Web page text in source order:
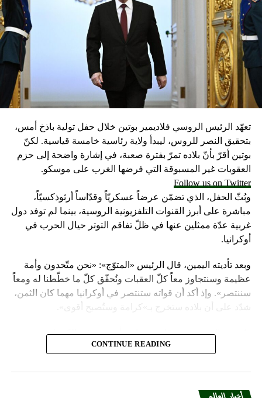
تعهّد الرئيس الروسي فلاديمير بوتين خلال حفل تولية باذخ أمس،
بتحقيق النصر للروس، ليبدأ ولاية رئاسية خامسة قياسية. لكنّ
بوتين أقرّ بأنّ بلاده تمرّ بفترة صعبة، في إشارة واضحة إلى حزم
العقوبات غير المسبوقة التي فرضها الغرب على موسكو.
Follow us on Twitter
وبُثّ الحفل، الذي تضمّن عرضاً عسكريّاً وقدّاساً أرثوذكسيّاً،
مباشرة على أبرز القنوات التلفزيونية الروسية، بينما لم توفد دول
غربية عدّة ممثلين عنها في ظلّ تفاقم التوتر حيال الحرب في
أوكرانيا.
وبعد تأديته اليمين، قال الرئيس «المتوّج»: «نحن متّحدون وأمة
عظيمة وسنتجاوز معاً كلّ العقبات ونُحقّق كلّ ما خطّطنا له ومعاً
سننتصر». وإذ أكد أن قواته ستنتصر في أوكرانيا مهما كان الثمن،
شدّد على أن بلاده ستخرج بـ»كرامة وستُصبح أقوى».
واعتبر «القيصر» من قاعة «سانت أندروز» في الكرملين، حيث
استُقبل بتصفيق حار من المسؤولين الروس وأبرز الشخصيات
هائل ومسؤولية ومهمّة مقدّسة».
CONTINUE READING
أخبار العالم